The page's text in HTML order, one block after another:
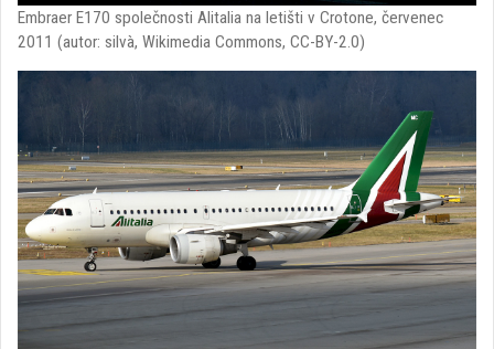
Embraer E170 společnosti Alitalia na letišti v Crotone, červenec
2011 (autor: silvà, Wikimedia Commons, CC-BY-2.0)